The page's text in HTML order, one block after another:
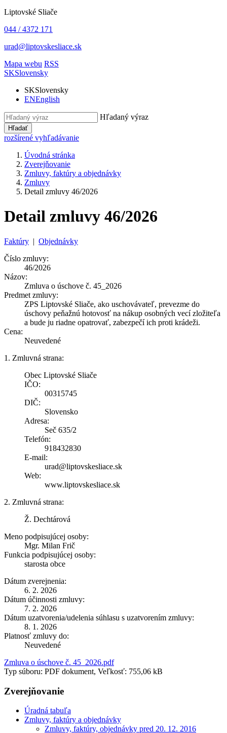
Liptovské Sliače
044 / 4372 171
urad@liptovskesliace.sk
Mapa webu RSS
SKSlovensky
SKSlovensky
ENEnglish
Hľadaný výraz
Hľadať
rozšírené vyhľadávanie
Úvodná stránka
Zverejňovanie
Zmluvy, faktúry a objednávky
Zmluvy
Detail zmluvy 46/2026
Detail zmluvy 46/2026
Faktúry | Objednávky
Číslo zmluvy:
46/2026
Názov:
Zmluva o úschove č. 45_2026
Predmet zmluvy:
ZPS Liptovské Sliače, ako uschovávateľ, prevezme do
úschovy peňažnú hotovosť na nákup osobných vecí zložiteľa
a bude ju riadne opatrovať, zabezpečí ich proti krádeži.
Cena:
Neuvedené
1. Zmluvná strana:
Obec Liptovské Sliače
IČO:
00315745
DIČ:
Slovensko
Adresa:
Seč 635/2
Telefón:
918432830
E-mail:
urad@liptovskesliace.sk
Web:
www.liptovskesliace.sk
2. Zmluvná strana:
Ž. Dechtárová
Meno podpisujúcej osoby:
Mgr. Milan Frič
Funkcia podpisujúcej osoby:
starosta obce
Dátum zverejnenia:
6. 2. 2026
Dátum účinnosti zmluvy:
7. 2. 2026
Dátum uzatvorenia/udelenia súhlasu s uzatvorením zmluvy:
8. 1. 2026
Platnosť zmluvy do:
Neuvedené
Zmluva o úschove č. 45_2026.pdf
Typ súboru: PDF dokument, Veľkosť: 755,06 kB
Zverejňovanie
Úradná tabuľa
Zmluvy, faktúry a objednávky
Zmluvy, faktúry, objednávky pred 20. 12. 2016